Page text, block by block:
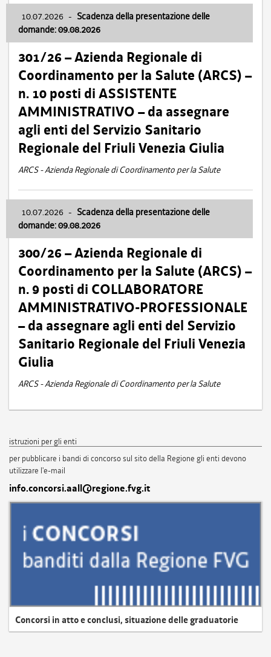
10.07.2026 - Scadenza della presentazione delle
domande: 09.08.2026
301/26 – Azienda Regionale di
Coordinamento per la Salute (ARCS) –
n. 10 posti di ASSISTENTE
AMMINISTRATIVO – da assegnare
agli enti del Servizio Sanitario
Regionale del Friuli Venezia Giulia
ARCS - Azienda Regionale di Coordinamento per la Salute
10.07.2026 - Scadenza della presentazione delle
domande: 09.08.2026
300/26 – Azienda Regionale di
Coordinamento per la Salute (ARCS) –
n. 9 posti di COLLABORATORE
AMMINISTRATIVO-PROFESSIONALE
– da assegnare agli enti del Servizio
Sanitario Regionale del Friuli Venezia
Giulia
ARCS - Azienda Regionale di Coordinamento per la Salute
istruzioni per gli enti
per pubblicare i bandi di concorso sul sito della Regione gli enti devono
utilizzare l'e-mail
info.concorsi.aall@regione.fvg.it
Concorsi in atto e conclusi, situazione delle graduatorie